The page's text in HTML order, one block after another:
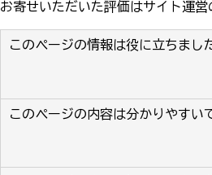
お寄せいただいた評価はサイト運営
このページの情報は役に立ちまし
このページの内容は分かりやすい